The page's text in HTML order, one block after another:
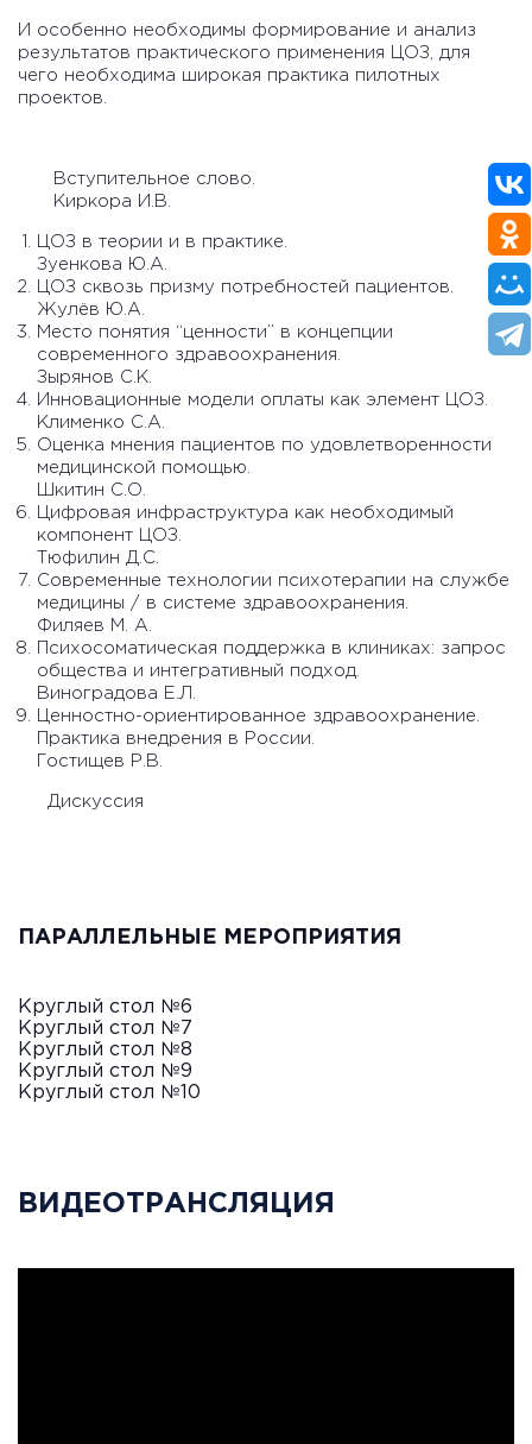
И особенно необходимы формирование и анализ
результатов практического применения ЦОЗ, для
чего необходима широкая практика пилотных
проектов.
Вступительное слово.
Киркора И.В.
ЦОЗ в теории и в практике.
Зуенкова Ю.А.
ЦОЗ сквозь призму потребностей пациентов.
Жулёв Ю.А.
Место понятия “ценности” в концепции
современного здравоохранения.
Зырянов С.К.
Инновационные модели оплаты как элемент ЦОЗ.
Клименко С.А.
Оценка мнения пациентов по удовлетворенности
медицинской помощью.
Шкитин С.О.
Цифровая инфраструктура как необходимый
компонент ЦОЗ.
Тюфилин Д.С.
Современные технологии психотерапии на службе
медицины / в системе здравоохранения.
Филяев М. А.
Психосоматическая поддержка в клиниках: запрос
общества и интегративный подход.
Виноградова Е.Л.
Ценностно-ориентированное здравоохранение.
Практика внедрения в России.
Гостищев Р.В.
Дискуссия
ПАРАЛЛЕЛЬНЫЕ МЕРОПРИЯТИЯ
Круглый стол №6
Круглый стол №7
Круглый стол №8
Круглый стол №9
Круглый стол №10
ВИДЕОТРАНСЛЯЦИЯ